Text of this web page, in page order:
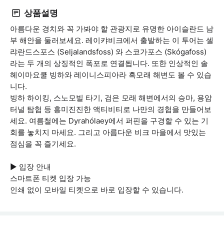
상품설명
아름다운 경치와 꼭 가봐야 할 관광지로 유명한 아이슬란드 남
부 해안을 둘러보세요. 레이캬비크에서 출발하는 이 투어는 셀
랴란드스포스 (Seljalandsfoss) 와 스코가포스 (Skógafoss)
라는 두 개의 상징적인 폭포로 연결됩니다. 또한 인상적인 솔
헤이마요쿨 빙하와 레이니스피아라 흑모래 해변도 볼 수 있습
니다.
빙하 하이킹, 스노모빌 타기, 검은 모래 해변에서의 승마, 용암
터널 탐험 등 흥미진진한 액티비티로 나만의 경험을 만들어보
세요. 여름철에는 Dyrahólaey에서 퍼핀을 구경할 수 있는 기
회를 놓치지 마세요. 그리고 아름다운 비크 마을에서 맛있는
점심을 꼭 즐기세요.
▶ 입장 안내
스마트폰 티켓 입장 가능
인쇄 없이 모바일 티켓으로 바로 입장할 수 있습니다.